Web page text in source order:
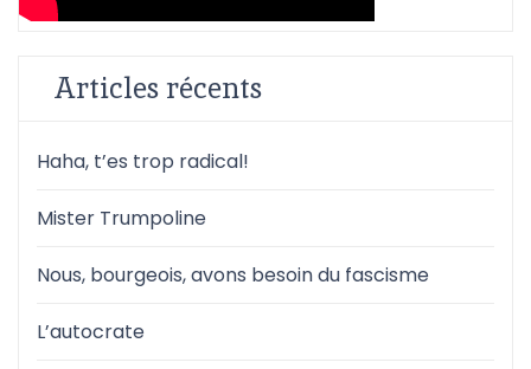
Articles récents
Haha, t’es trop radical!
Mister Trumpoline
Nous, bourgeois, avons besoin du fascisme
L’autocrate